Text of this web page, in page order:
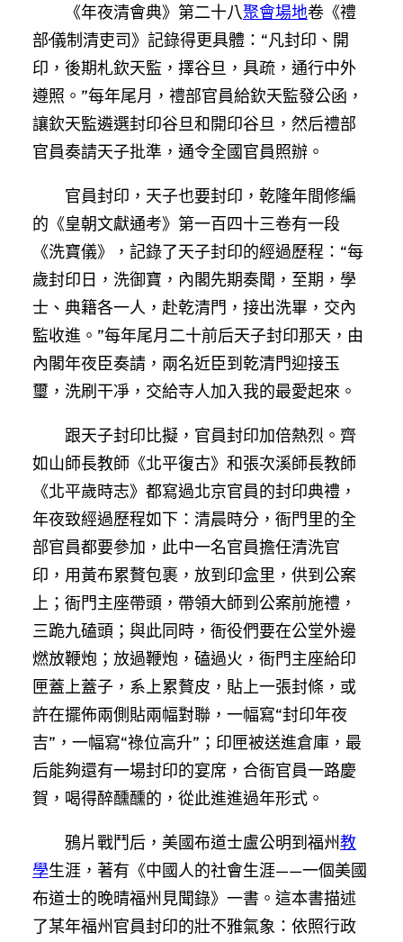
《年夜清會典》第二十八聚會場地卷《禮
部·儀制清吏司》記錄得更具體：“凡封印、開
印，後期札欽天監，擇谷旦，具疏，通行中外
遵照。”每年尾月，禮部官員給欽天監發公函，
讓欽天監遴選封印谷旦和開印谷旦，然后禮部
官員奏請天子批準，通令全國官員照辦。
官員封印，天子也要封印，乾隆年間修編
的《皇朝文獻通考》第一百四十三卷有一段
《洗寶儀》，記錄了天子封印的經過歷程：“每
歲封印日，洗御寶，內閣先期奏聞，至期，學
士、典籍各一人，赴乾清門，接出洗畢，交內
監收進。”每年尾月二十前后天子封印那天，由
內閣年夜臣奏請，兩名近臣到乾清門迎接玉
璽，洗刷干凈，交給寺人加入我的最愛起來。
跟天子封印比擬，官員封印加倍熱烈。齊
如山師長教師《北平復古》和張次溪師長教師
《北平歲時志》都寫過北京官員的封印典禮，
年夜致經過歷程如下：清晨時分，衙門里的全
部官員都要參加，此中一名官員擔任清洗官
印，用黃布累贅包裹，放到印盒里，供到公案
上；衙門主座帶頭，帶領大師到公案前施禮，
三跪九磕頭；與此同時，衙役們要在公堂外邊
燃放鞭炮；放過鞭炮，磕過火，衙門主座給印
匣蓋上蓋子，系上累贅皮，貼上一張封條，或
許在擺佈兩側貼兩幅對聯，一幅寫“封印年夜
吉”，一幅寫“祿位高升”；印匣被送進倉庫，最
后能夠還有一場封印的宴席，合衙官員一路慶
賀，喝得醉醺醺的，從此進進過年形式。
鴉片戰鬥后，美國布道士盧公明到福州教
學生涯，著有《中國人的社會生涯——一個美國
布道士的晚晴福州見聞錄》一書。這本書描述
了某年福州官員封印的壯不雅氣象：依照行政